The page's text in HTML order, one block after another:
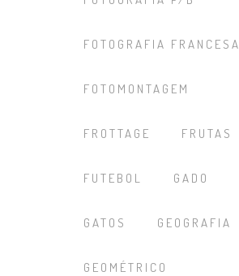
FOTOGRAFIA FRANCESA
FOTOMONTAGEM
FROTTAGE FRUTAS
FUTEBOL GADO
GATOS GEOGRAFIA
GEOMÉTRICO